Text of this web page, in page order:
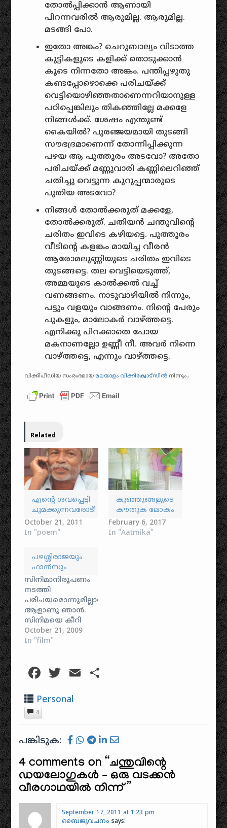
തോൽപ്പിക്കാൻ ആണായി
പിറന്നവരിൽ ആരുമില്ല. ആരുമില്ല.
മടങ്ങി പോ.
ഇതോ അങ്കം? ചെറുബാല്യം വിടാത്ത
കുട്ടികളുടെ കളിക്ക് തൊടുക്കാൻ
കൂടെ നിന്നതോ അങ്കം. പന്തിപ്പഴുതു
കണ്ടപ്പോഴൊക്കെ പരിചയ്ക്ക്
വെട്ടിയൊഴിഞ്ഞതാണെന്നറിയാനുള്ള
പഠിപ്പെങ്കിലും തികഞ്ഞില്ലേ മക്കളേ
നിങ്ങൾക്ക്. ശേഷം എന്തുണ്ട്
കൈയിൽ? പുരഞ്ജയമായി തുടങ്ങി
സൗഭദ്രമാണെന്ന് തോന്നിപ്പിക്കുന്ന
പഴയ ആ പുത്തൂരം അടവോ? അതോ
പരിചയ്ക്ക് മണ്ണുവാരി കണ്ണിലെറിഞ്ഞ്
ചതിച്ചു വെട്ടുന്ന കുറുപ്പന്മാരുടെ
പുതിയ അടവോ?
നിങ്ങൾ തോൽക്കരുത് മക്കളേ,
തോൽക്കരുത്. ചതിയൻ ചന്തുവിന്റെ
ചരിതം ഇവിടെ കഴിയട്ടെ. പുത്തൂരം
വീടിന്റെ കളങ്കം മായിച്ച വീരൻ
ആരോമലുണ്ണിയുടെ ചരിതം ഇവിടെ
തുടങ്ങട്ടെ. തല വെട്ടിയെടുത്ത്,
അമ്മയുടെ കാൽക്കൽ വച്ച്
വണങ്ങണം. നാടുവാഴിയിൽ നിന്നും,
പട്ടും വളയും വാങ്ങണം. നിന്റെ പേരും
പുകളും, മാലോകർ വാഴ്ത്തട്ടെ.
എനിക്കു പിറക്കാതെ പോയ
മകനാണല്ലോ ഉണ്ണീ നീ. അവർ നിന്നെ
വാഴ്ത്തട്ടെ, എന്നും വാഴ്ത്തട്ടെ.
വിക്കിപീഡിയ സംരംഭമായമലയാളം വിക്കിക്വോട്‌സിൽ നിന്നും..
Related
എന്റെ ശവപ്പെട്ടി
ചുമക്കുന്നവരോട്!
October 21, 2011
In "poem"
കുഞ്ഞുങ്ങളുടെ
കൗതുക ലോകം
February 6, 2017
In "Aatmika"
പഴശ്ശിരാജയും
ഫാന്‍‌സും
സിനിമാനിരൂപണം
നടത്തി
പരിചയമൊന്നുമില്ലാത്ത
ആളാണു ഞാന്‍‍.
സിനിമയെ കീറി
മുറിച്ചുകൊണ്ടുള്ള
വലിയ വലിയ
"ഹോ! അത്രയ്‍ക്കു
വേണ്ടായിരുന്നു.."
പറഞ്ഞിട്ടുള്ളൊരു
വ്യക്തിയുമാണ്.
എന്നെ വല്ലാതെ
സിനിമാരംഗത്തെ
മുടിചൂടാമന്നന്‍‍മാര്‍‍
ഒന്നിച്ചുനിന്നെന്നു
കരുതി
അത്ഭുതങ്ങള്‍‍‍
കാണാമെന്നു
കരുതിയ
October 21, 2009
In "film"
Facebook
Twitter
Email
Personal
4
പങ്കിടുക:
4 comments on “ചന്തുവിന്റെ
ഡയലോഗുകൾ – ഒരു വടക്കൻ
വീരഗാഥയിൽ നിന്ന്
September 17, 2011 at 1:23 pm
ബൈജുവചനം says: